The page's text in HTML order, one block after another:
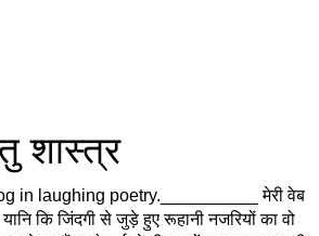
शास्त्र
in laughing poetry.__________ मेरी वेब
कि जिंदगी से जुड़े हुए रूहानी नजरियों का वो